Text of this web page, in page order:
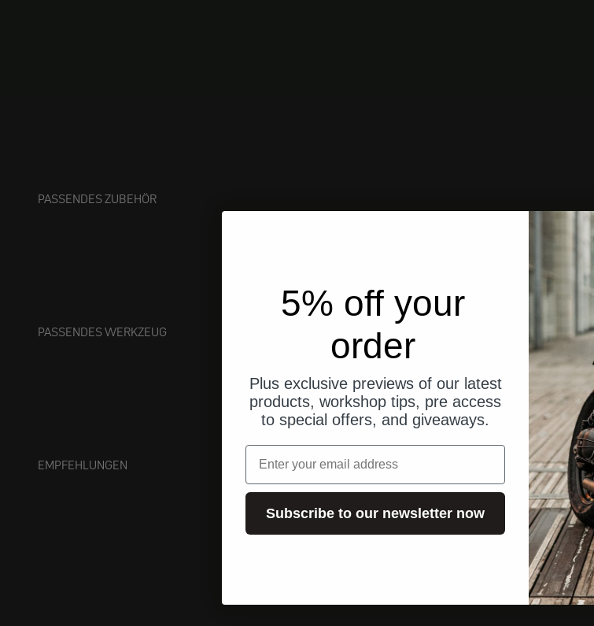
PASSENDES ZUBEHÖR
PASSENDES WERKZEUG
EMPFEHLUNGEN
5% off your
order
Plus exclusive previews of our latest
products, workshop tips, pre access
to special offers, and giveaways.
Email
Subscribe to our newsletter now